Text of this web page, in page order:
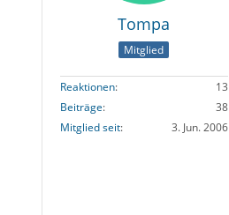
Tompa
Mitglied
Reaktionen
13
Beiträge
38
Mitglied seit
3. Jun. 2006